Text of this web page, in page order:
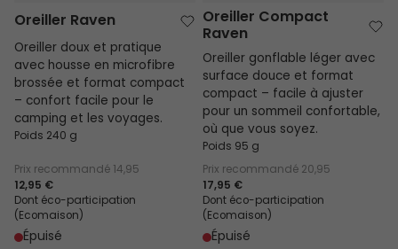
Oreiller Raven
Oreiller doux et pratique
avec housse en microfibre
brossée et format compact
– confort facile pour le
camping et les voyages.
Poids 240 g
Prix recommandé 14,95
12,95 €
Dont éco-participation
(Ecomaison)
Épuisé
Oreiller Compact
Raven
Oreiller gonflable léger avec
surface douce et format
compact – facile à ajuster
pour un sommeil confortable,
où que vous soyez.
Poids 95 g
Prix recommandé 20,95
17,95 €
Dont éco-participation
(Ecomaison)
Épuisé